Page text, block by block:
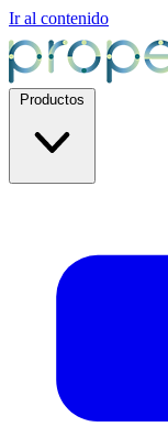
Ir al contenido